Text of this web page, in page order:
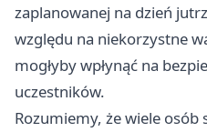
zaplanowanej na dzień
względu na niekorzystne
mogłyby wpłynąć na
uczestników.
Rozumiemy, że wiele osób